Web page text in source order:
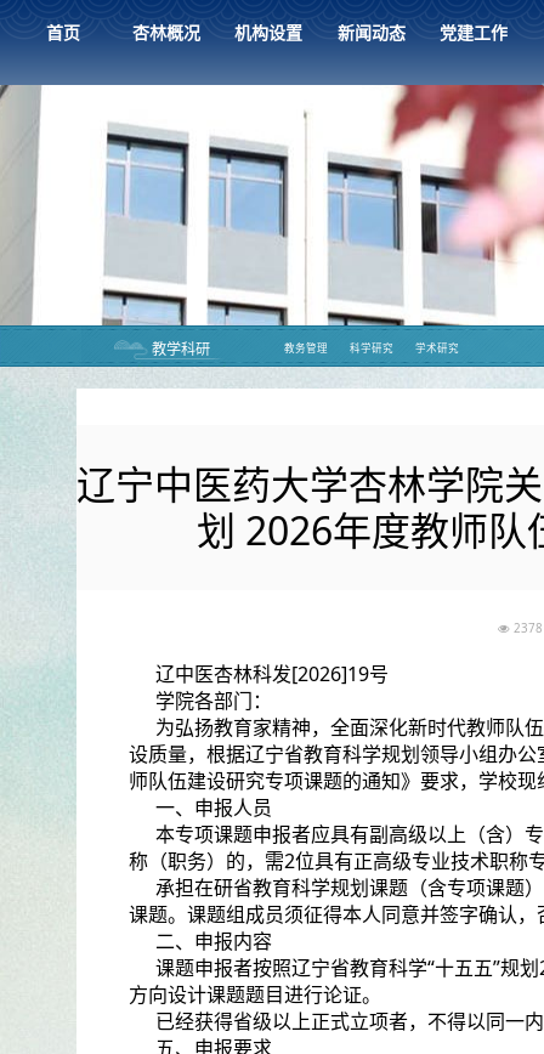
首页 杏林概况 机构设置 新闻动态 党建工作
教学科研 教务管理 科学研究 学术研究
辽宁中医药大学杏林学院
划 2026年度教师
辽中医杏林科发[2026]19号
学院各部门：
为弘扬教育家精神，全面深化新时代教师队
设质量，根据辽宁省教育科学规划领导小组办
师队伍建设研究专项课题的通知》要求，学校
一、申报人员
本专项课题申报者应具有副高级以上（含）
称（职务）的，需2位具有正高级专业技术职称
承担在研省教育科学规划课题（含专项课题
课题。课题组成员须征得本人同意并签字确认
二、申报内容
课题申报者按照辽宁省教育科学“十五五”规
方向设计课题题目进行论证。
已经获得省级以上正式立项者，不得以同一
五、申报要求